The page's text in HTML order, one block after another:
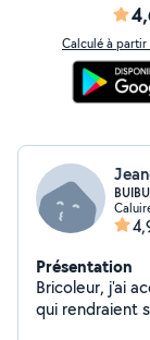
Calculé à partir
Présentation
Bricoleur, j'ai
qui rendraient